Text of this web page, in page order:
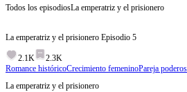
Todos los episodiosLa emperatriz y el prisionero
La emperatriz y el prisionero Episodio 5
2.1K
2.3K
Romance históricoCrecimiento femeninoPareja
La emperatriz y el prisionero